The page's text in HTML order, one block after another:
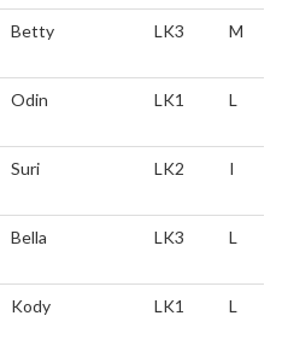
Betty LK3 M
Odin LK1 L
Suri LK2 I
Bella LK3 L
Kody LK1 L